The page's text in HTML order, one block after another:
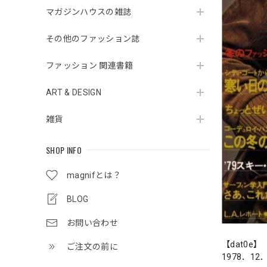
マガジンハウスの雑誌
その他のファッション誌
ファッション 関連書籍
ART & DESIGN
雑貨
SHOP INFO
magnifとは？
BLOG
お問い合わせ
ご注文の前に
【dat0e】
1978．12